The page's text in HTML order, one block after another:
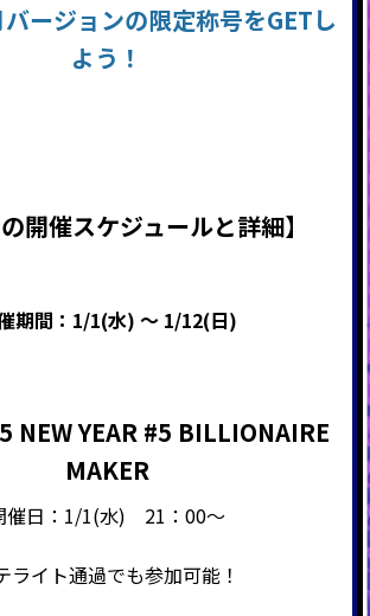
ージョンの限定称号をGETし
よう！
開催スケジュールと詳細】
期間：1/1(水) ～ 1/12(日)
NEW YEAR #5 BILLIONAIRE
MAKER
催日：1/1(水) 21：00～
ライト通過でも参加可能！